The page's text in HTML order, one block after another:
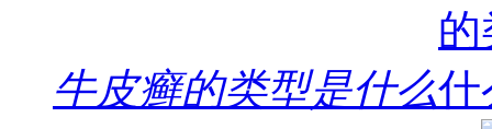
牛皮癣的类型是什么